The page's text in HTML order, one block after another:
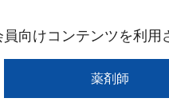
員向けコンテンツを利用
薬剤師